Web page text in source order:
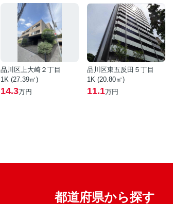
品川区上大崎２丁目
1K (27.39㎡)
14.3万円
品川区東五反田５丁目
1K (20.80㎡)
11.1万円
都道府県から探す